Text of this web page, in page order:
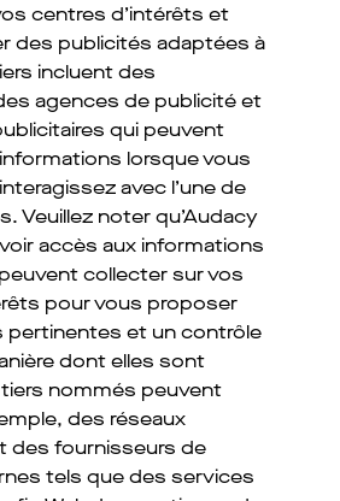
centres d’intérêts et
des publicités adaptées à
incluent des
agences de publicité et
qui peuvent
lorsque vous
avec l’une de
Veuillez noter qu’Audacy
accès aux informations
collecter sur vos
pour vous proposer
pertinentes et un contrôle
dont elles sont
nommés peuvent
des réseaux
des fournisseurs de
tels que des services